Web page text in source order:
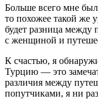
Больше всего мне
то похожее такой же
будет разница между
с женщиной и
К счастью, я
Турцию — это
различия между
попутчиками, я ни